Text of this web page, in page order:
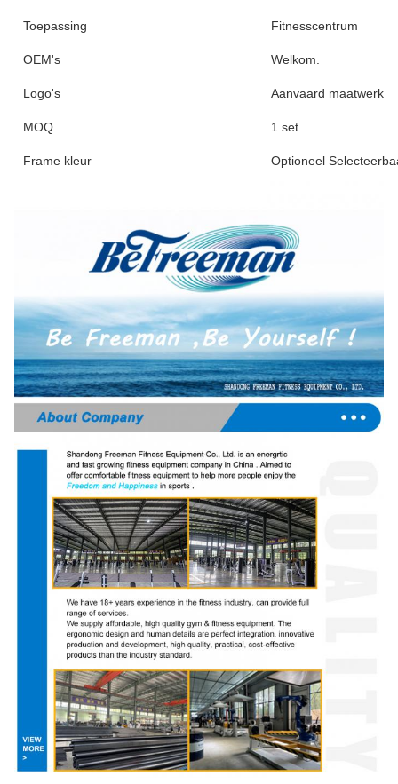
Toepassing Fitnesscentrum
OEM's Welkom.
Logo's Aanvaard maatwerk
MOQ 1 set
Frame kleur Optioneel